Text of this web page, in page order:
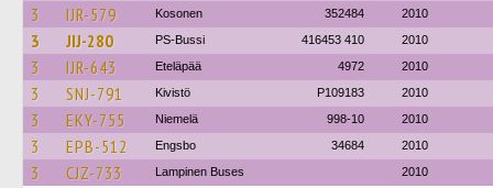
3 IJR-579 Kosonen 352484 2010
3 JIJ-280 PS-Bussi 416453 410 2010
3 IJR-643 Eteläpää 4972 2010
3 SNJ-791 Kivistö P109183 2010
3 EKY-755 Niemelä 998-10 2010
3 EPB-512 Engsbo 34684 2010
3 CJZ-733 Lampinen Buses 2010